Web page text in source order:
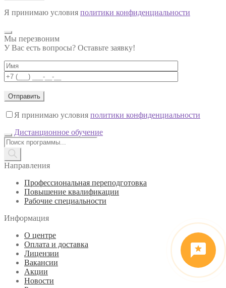
Я принимаю условия политики конфиденциальности
Мы перезвоним
У Вас есть вопросы? Оставьте заявку!
Я принимаю условия политики конфиденциальности
Дистанционное обучение
Поиск
товаров
Направления
Профессиональная переподготовка
Повышение квалификации
Рабочие специальности
Информация
О центре
Оплата и доставка
Лицензии
Вакансии
Акции
Новости